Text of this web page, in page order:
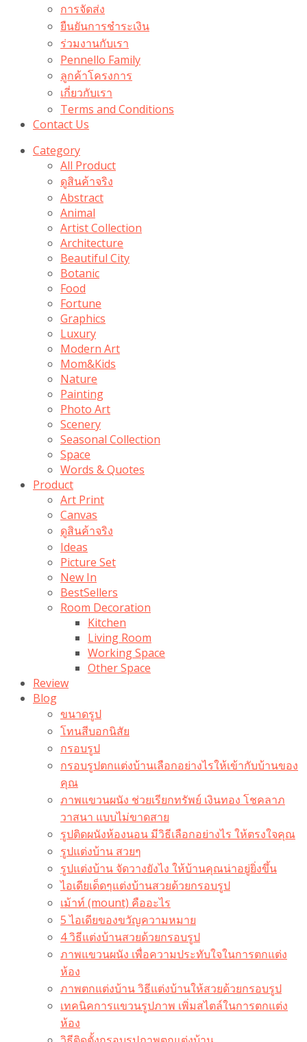
การจัดส่ง
ยืนยันการชำระเงิน
ร่วมงานกับเรา
Pennello Family
ลูกค้าโครงการ
เกี่ยวกับเรา
Terms and Conditions
Contact Us
Category
All Product
ดูสินค้าจริง
Abstract
Animal
Artist Collection
Architecture
Beautiful City
Botanic
Food
Fortune
Graphics
Luxury
Modern Art
Mom&Kids
Nature
Painting
Photo Art
Scenery
Seasonal Collection
Space
Words & Quotes
Product
Art Print
Canvas
ดูสินค้าจริง
Ideas
Picture Set
New In
BestSellers
Room Decoration
Kitchen
Living Room
Working Space
Other Space
Review
Blog
ขนาดรูป
โทนสีบอกนิสัย
กรอบรูป
กรอบรูปตกแต่งบ้านเลือกอย่างไรให้เข้ากับบ้านของ
คุณ
ภาพแขวนผนัง ช่วยเรียกทรัพย์ เงินทอง โชคลาภ
วาสนา แบบไม่ขาดสาย
รูปติดผนังห้องนอน มีวิธีเลือกอย่างไร ให้ตรงใจคุณ
รูปแต่งบ้าน สวยๆ
รูปแต่งบ้าน จัดวางยังไง ให้บ้านคุณน่าอยู่ยิ่งขึ้น
ไอเดียเด็ดๆแต่งบ้านสวยด้วยกรอบรูป
เม้าท์ (mount) คืออะไร​
5 ไอเดียของขวัญความหมาย
4 วิธีแต่งบ้านสวยด้วยกรอบรูป
ภาพแขวนผนัง เพื่อความประทับใจในการตกแต่ง
ห้อง
ภาพตกแต่งบ้าน วิธีแต่งบ้านให้สวยด้วยกรอบรูป
เทคนิคการแขวนรูปภาพ เพิ่มสไตล์ในการตกแต่ง
ห้อง